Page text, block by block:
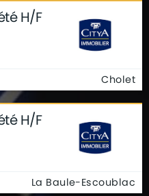
H/F
Cholet
H/F
La Baule-Escoublac